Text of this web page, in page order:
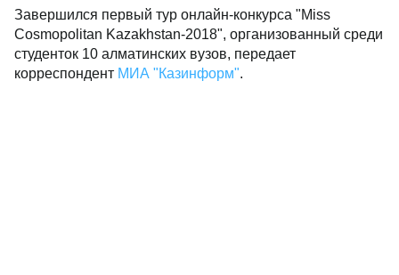
Завершился первый тур онлайн-конкурса "Miss
Cosmopolitan Kazakhstan-2018", организованный среди
студенток 10 алматинских вузов, передает
корреспондент МИА "Казинформ".